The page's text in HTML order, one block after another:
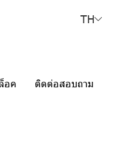
TH
อค ติดต่อสอบถาม